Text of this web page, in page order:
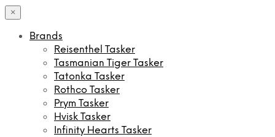
×
Brands
Reisenthel Tasker
Tasmanian Tiger Tasker
Tatonka Tasker
Rothco Tasker
Prym Tasker
Hvisk Tasker
Infinity Hearts Tasker